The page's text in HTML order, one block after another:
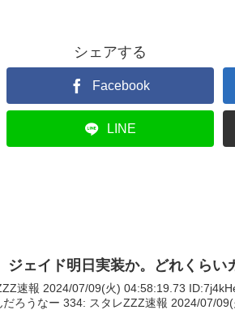
シェアする
Facebook
LINE
ジェイド明日実装か。どれくらい
速報 2024/07/09(火) 04:58:19.73
だろうなー 334: スタレZZZ速報 2024/07/09(